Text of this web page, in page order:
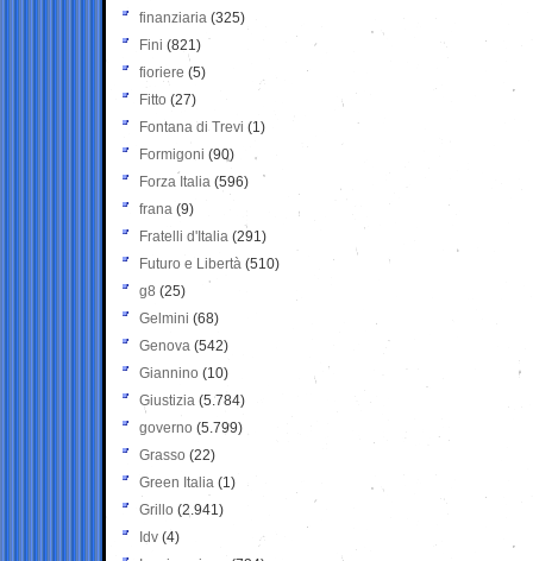
finanziaria (325)
Fini (821)
fioriere (5)
Fitto (27)
Fontana di Trevi (1)
Formigoni (90)
Forza Italia (596)
frana (9)
Fratelli d'Italia (291)
Futuro e Libertà (510)
g8 (25)
Gelmini (68)
Genova (542)
Giannino (10)
Giustizia (5.784)
governo (5.799)
Grasso (22)
Green Italia (1)
Grillo (2.941)
Idv (4)